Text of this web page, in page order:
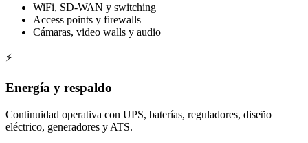
WiFi, SD-WAN y switching
Access points y firewalls
Cámaras, video walls y audio
⚡
Energía y respaldo
Continuidad operativa con UPS, baterías, reguladores, diseño
eléctrico, generadores y ATS.